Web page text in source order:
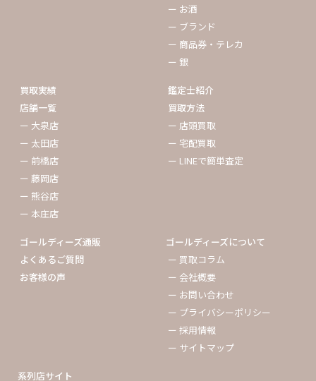
ー お酒
ー ブランド
ー 商品券・テレカ
ー 銀
買取実績
店舗一覧
ー 大泉店
ー 太田店
ー 前橋店
ー 藤岡店
ー 熊谷店
ー 本庄店
鑑定士紹介
買取方法
ー 店頭買取
ー 宅配買取
ー LINEで簡単査定
ゴールディーズ通販
よくあるご質問
お客様の声
ゴールディーズについて
ー 買取コラム
ー 会社概要
ー お問い合わせ
ー プライバシーポリシー
ー 採用情報
ー サイトマップ
系列店サイト